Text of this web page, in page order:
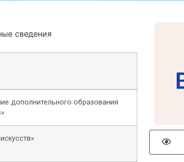
сведения
дополнительного образования